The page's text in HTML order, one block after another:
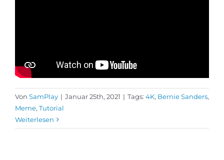
Von SamPlay | Januar 25th, 2021 | Tags: 4K, Bernie Sanders,
Meme, Tutorial
Weiterlesen